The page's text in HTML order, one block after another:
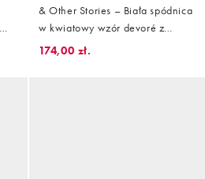
& Other Stories – Biała spódnica
w kwiatowy wzór devoré z
wiązaniem z boku, część
174,00 zł.